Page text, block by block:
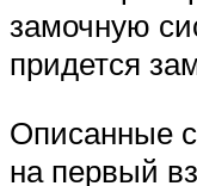
замочную
придется
Описанные
на первый